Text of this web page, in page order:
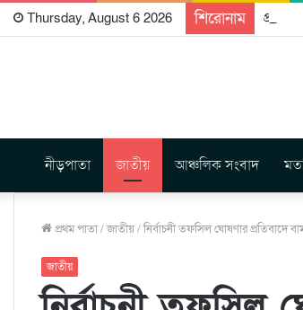
Thursday, August 6 2026 শিরোনাম
নীড়পাতা জাতীয় আঞ্চলিক সংবাদ
প্রথম পাতা/জাতীয়/নির্বাচনী তফসিল ঘোষণার প্রতিবাদে
জাতীয়